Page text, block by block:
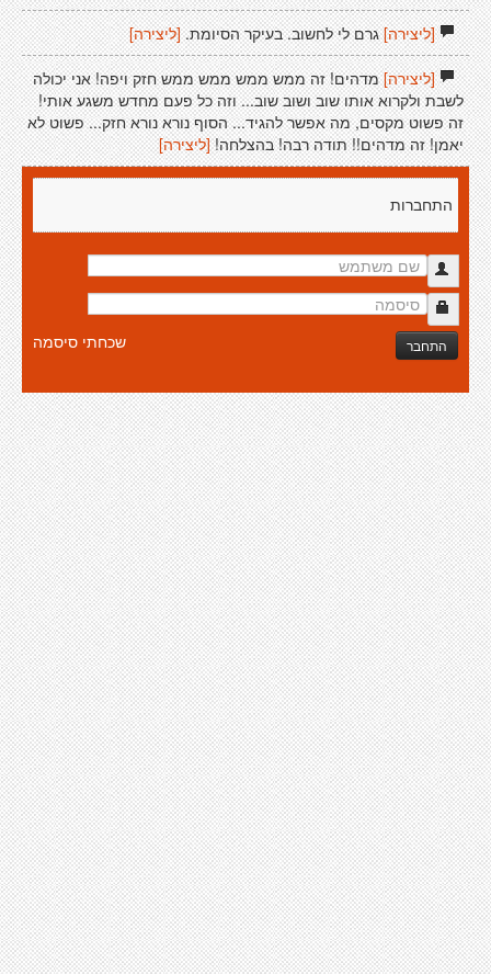
[ליצירה]גרם לי לחשוב. בעיקר הסיומת. [ליצירה]
[ליצירה]מדהים! זה ממש ממש ממש ממש חזק ויפה! אני יכולה
לשבת ולקרוא אותו שוב ושוב שוב... וזה כל פעם מחדש משגע אותי!
זה פשוט מקסים, מה אפשר להגיד... הסוף נורא נורא חזק... פשוט לא
יאמן! זה מדהים!! תודה רבה! בהצלחה! [ליצירה]
התחברות
התחבר שכחתי סיסמה